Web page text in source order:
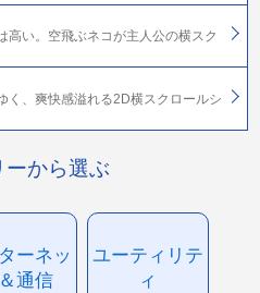
高い。空飛ぶネコが主人公の横スク
く、爽快感溢れる2D横スクロールシ
ーから選ぶ
ーネッ
通信
ユーティリテ
ィ